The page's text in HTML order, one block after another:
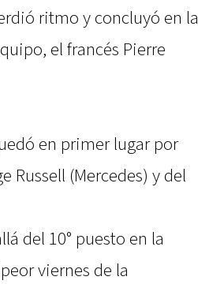
ritmo y concluyó en la
el francés Pierre
en primer lugar por
Russell (Mercedes) y del
del 10° puesto en la
viernes de la